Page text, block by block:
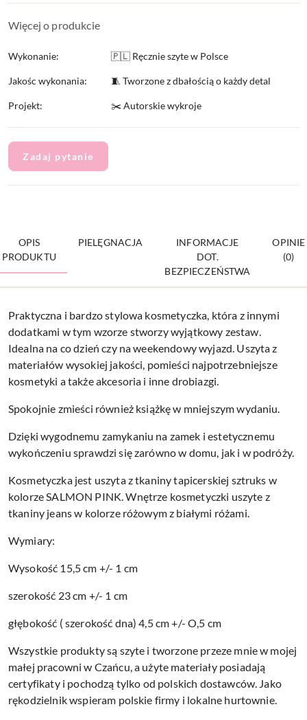
Więcej o produkcie
Wykonanie: 🇵🇱 Ręcznie szyte w Polsce
Jakośc wykonania: 🧵 Tworzone z dbałością o każdy detal
Projekt: ✂️ Autorskie wykroje
Zadaj pytanie
OPIS
PRODUKTU
PIELĘGNACJA
INFORMACJE
DOT.
BEZPIECZEŃSTWA
OPINIE
(0)
Praktyczna i bardzo stylowa kosmetyczka, która z innymi
dodatkami w tym wzorze stworzy wyjątkowy zestaw.
Idealna na co dzień czy na weekendowy wyjazd. Uszyta z
materiałów wysokiej jakości, pomieści najpotrzebniejsze
kosmetyki a także akcesoria i inne drobiazgi.
Spokojnie zmieści również książkę w mniejszym wydaniu.
Dzięki wygodnemu zamykaniu na zamek i estetycznemu
wykończeniu sprawdzi się zarówno w domu, jak i w podróży.
Kosmetyczka jest uszytaz tkaniny tapicerskiej sztruks w
kolorze SALMON PINK. Wnętrze kosmetyczki uszyte z
tkaniny jeans w kolorze różowymz białymi różami.
Wymiary:
Wysokość 15,5 cm +/- 1 cm
szerokość 23 cm +/- 1 cm
głębokość ( szerokość dna) 4,5 cm +/- O,5 cm
Wszystkie produkty są szyte i tworzone przeze mnie w mojej
małej pracowni w Czańcu, a użyte materiały posiadają
certyfikaty i pochodzą tylko od polskich dostawców. Jako
rękodzielnik wspieram polskie firmy i lokalne hurtownie.